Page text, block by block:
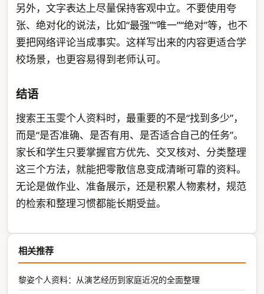
另外，文字表达上尽量保持客观中立。不要使用夸
张、绝对化的说法，比如“最强”“唯一”“绝对”等，也不
要把网络评论当成事实。这样写出来的内容更适合学
校场景，也更容易得到老师认可。
结语
搜索王玉雯个人资料时，最重要的不是“找到多少”，
而是“是否准确、是否有用、是否适合自己的任务”。
家长和学生只要掌握官方优先、交叉核对、分类整理
这三个方法，就能把零散信息变成清晰可靠的资料。
无论是做作业、准备展示，还是积累人物素材，规范
的检索和整理习惯都能长期受益。
相关推荐
黎姿个人资料：从演艺经历到家庭近况的全面整理